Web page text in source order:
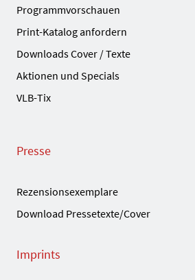
Programmvorschauen
Print-Katalog anfordern
Downloads Cover / Texte
Aktionen und Specials
VLB-Tix
Presse
Rezensionsexemplare
Download Pressetexte/Cover
Imprints